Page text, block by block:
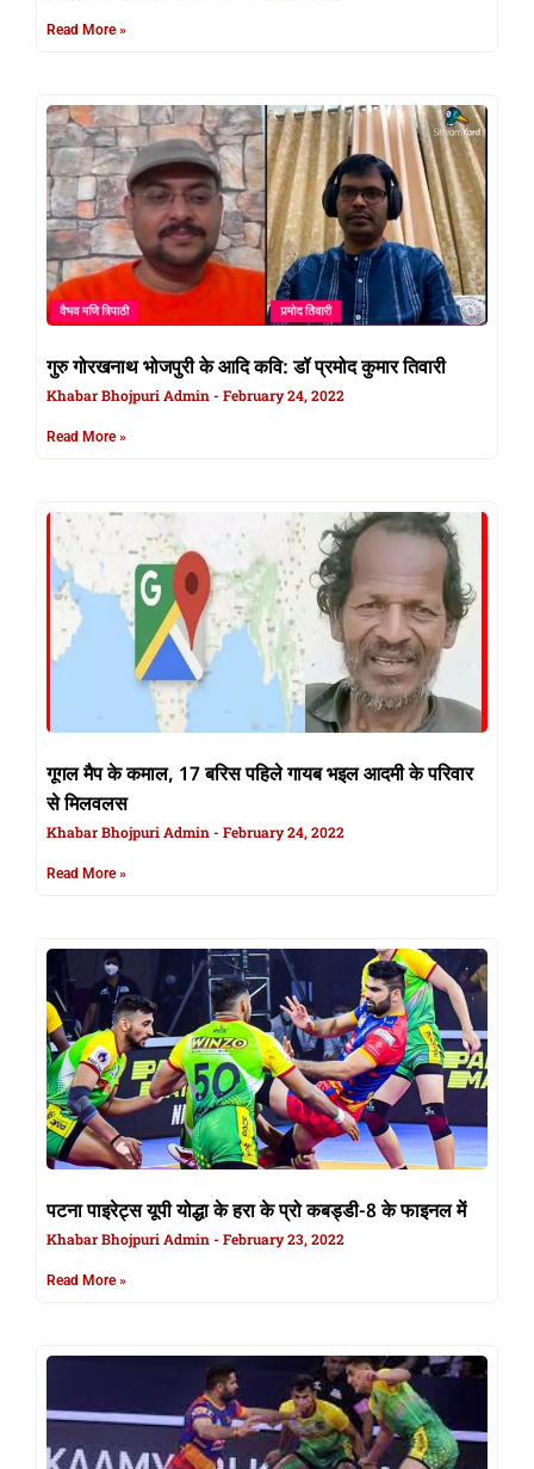
Read More »
गुरु गोरखनाथ भोजपुरी के आदि कवि: डॉ प्रमोद कुमार तिवारी
Khabar Bhojpuri Admin February 24, 2022
Read More »
गूगल मैप के कमाल, 17 बरिस पहिले गायब भइल आदमी के परिवार
से मिलवलस
Khabar Bhojpuri Admin February 24, 2022
Read More »
पटना पाइरेट्स यूपी योद्धा के हरा के प्रो कबड्डी-8 के फाइनल में
Khabar Bhojpuri Admin February 23, 2022
Read More »